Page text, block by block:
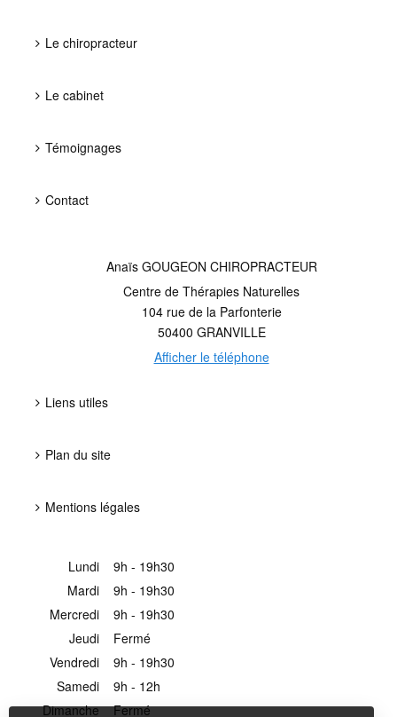
Le chiropracteur
Le cabinet
Témoignages
Contact
Anaïs GOUGEON CHIROPRACTEUR
Centre de Thérapies Naturelles
104 rue de la Parfonterie
50400 GRANVILLE
Afficher le téléphone
Liens utiles
Plan du site
Mentions légales
Lundi
9h - 19h30
Mardi
9h - 19h30
Mercredi
9h - 19h30
Jeudi
Fermé
Vendredi
9h - 19h30
Samedi
9h - 12h
Dimanche
Fermé